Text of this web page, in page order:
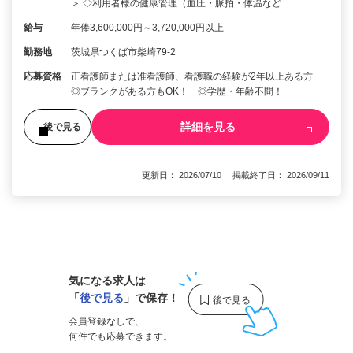
＞ ◇利用者様の健康管理（血圧・脈拍・体温など…
給与 年俸3,600,000円～3,720,000円以上
勤務地 茨城県つくば市柴崎79-2
応募資格
正看護師または准看護師、看護職の経験が2年以上ある方
◎ブランクがある方もOK！ ◎学歴・年齢不問！
後で見る 詳細を見る
更新日： 2026/07/10 掲載終了日： 2026/09/11
気になる求人は
「後で見る 」で保存！
会員登録なしで、
何件でも応募できます。